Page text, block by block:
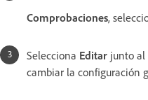
Comprobaciones,
Selecciona Editar junto al
cambiar la configuración